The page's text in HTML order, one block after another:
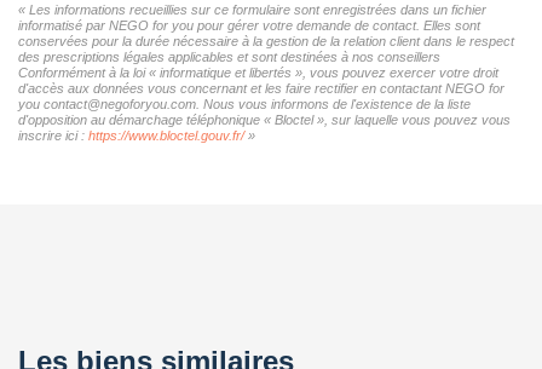
« Les informations recueillies sur ce formulaire sont enregistrées dans un fichier
informatisé par NEGO for you pour gérer votre demande de contact. Elles sont
conservées pour la durée nécessaire à la gestion de la relation client dans le respect
des prescriptions légales applicables et sont destinées à nos conseillers
Conformément à la loi « informatique et libertés », vous pouvez exercer votre droit
d'accès aux données vous concernant et les faire rectifier en contactant NEGO for
you contact@negoforyou.com. Nous vous informons de l'existence de la liste
d'opposition au démarchage téléphonique « Bloctel », sur laquelle vous pouvez vous
inscrire ici : https://www.bloctel.gouv.fr/»
Les biens similaires